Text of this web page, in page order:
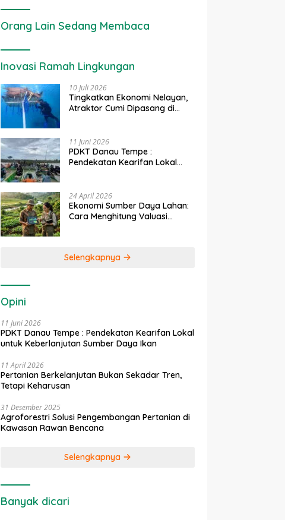
Orang Lain Sedang Membaca
Inovasi Ramah Lingkungan
10 Juli 2026
Tingkatkan Ekonomi Nelayan,
Atraktor Cumi Dipasang di
11 Juni 2026
PDKT Danau Tempe :
Pendekatan Kearifan Lokal
24 April 2026
Ekonomi Sumber Daya Lahan:
Cara Menghitung Valuasi
Selengkapnya
Opini
11 Juni 2026
PDKT Danau Tempe : Pendekatan Kearifan Lokal
untuk Keberlanjutan Sumber Daya Ikan
11 April 2026
Pertanian Berkelanjutan Bukan Sekadar Tren,
Tetapi Keharusan
31 Desember 2025
Agroforestri Solusi Pengembangan Pertanian di
Kawasan Rawan Bencana
Selengkapnya
Banyak dicari